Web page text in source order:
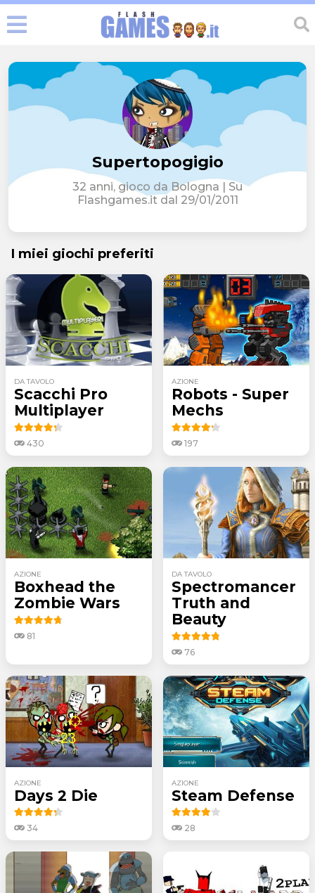
Supertopogigio
32 anni, gioco da Bologna | Su
Flashgames.it dal 29/01/2011
I miei giochi preferiti
DA TAVOLO
Scacchi Pro
Multiplayer
430
AZIONE
Robots - Super
Mechs
197
AZIONE
Boxhead the
Zombie Wars
81
DA TAVOLO
Spectromancer
Truth and
Beauty
76
AZIONE
Days 2 Die
34
AZIONE
Steam Defense
28